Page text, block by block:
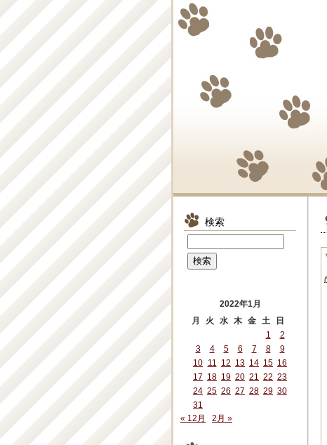
検索
2022年1月
月
火 水 木 金 土
日
1
2
3
4 5 6 7 8
9
10 11 12 13 14 15 16
17 18 19 20 21 22 23
24 25 26 27 28 29 30
31
« 12月
2月 »